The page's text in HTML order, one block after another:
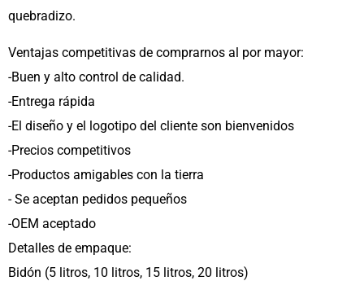
quebradizo.
Ventajas competitivas de comprarnos al por mayor:
-Buen y alto control de calidad.
-Entrega rápida
-El diseño y el logotipo del cliente son bienvenidos
-Precios competitivos
-Productos amigables con la tierra
- Se aceptan pedidos pequeños
-OEM aceptado
Detalles de empaque:
Bidón (5 litros, 10 litros, 15 litros, 20 litros)